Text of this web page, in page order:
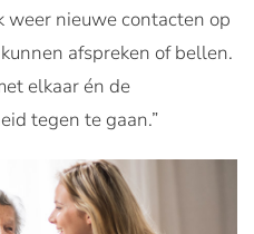
weer nieuwe contacten op
afspreken of bellen.
elkaar én de
tegen te gaan.”